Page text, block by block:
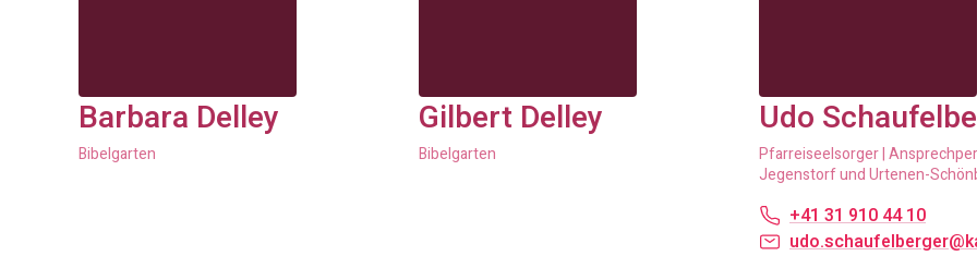
Barbara Delley
Bibelgarten
Gilbert Delley
Bibelgarten
Udo
Pfarreiseelsorger |
Jegenstorf und Urtenen-
+41 31 910 44 10